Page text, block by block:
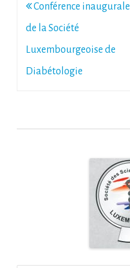
Post
navigation
Conférence inaugurale
de la Société
Luxembourgeoise de
Diabétologie